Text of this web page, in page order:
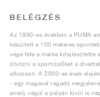
BELÉGZÉS
Az 1990-es években a PUMA
készített a 100 méteres
vége felé a márka kifejlesztette
ötvözni a sportcipőket a
alkosson. A 2000-es évek
- egy magával ragadó
amely végül a pályán kívül is